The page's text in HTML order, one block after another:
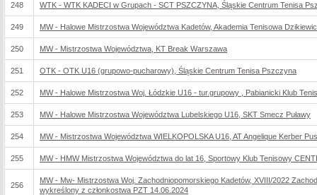
248 WTK - WTK KADECI w Grupach - SCT PSZCZYNA, Śląskie Centrum Tenisa
249 MW - Halowe Mistrzostwa Województwa Kadetów, Akademia Tenisowa
250 MW - Mistrzostwa Województwa, KT Break Warszawa
251 OTK - OTK U16 (grupowo-pucharowy), Śląskie Centrum Tenisa Pszczyna
252 MW - Halowe Mistrzostwa Woj. Łódzkie U16 - tur.grupowy , Pabianicki Klub
253 MW - Halowe Mistrzostwa Województwa Lubelskiego U16, SKT Smecz Puławy
254 MW - Mistrzostwa Województwa WIELKOPOLSKA U16, AT Angelique Kerber
255 MW - HMW Mistrzostwa Województwa do lat 16, Sportowy Klub Tenisowy
256
MW - Mw- Mistrzostwa Woj. Zachodniopomorskiego Kadetów, XVIII/2022
wykreślony z członkostwa PZT 14.06.2024